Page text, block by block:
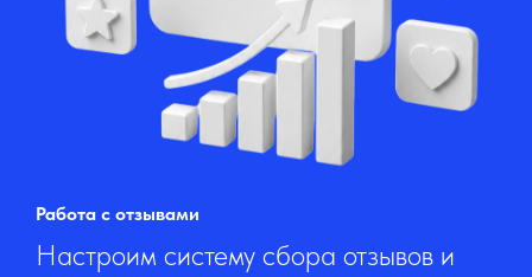
Работа с отзывами
Настроим систему сбора отзывов и